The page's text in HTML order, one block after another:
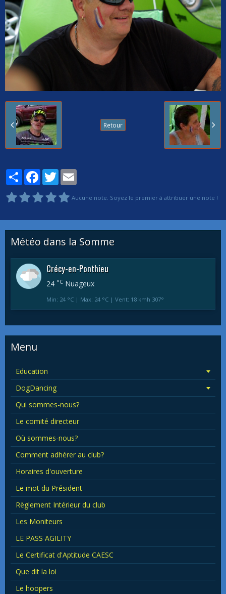
Retour
PartagerFacebook
Twitter
Aucune note. Soyez le premier à attribuer une note !
Météo dans la Somme
Crécy-en-Ponthieu
24 °C Nuageux
Min: 24 °C | Max: 24 °C | Vent: 18 kmh 307°
Menu
Education
DogDancing
Qui sommes-nous?
Le comité directeur
Où sommes-nous?
Comment adhérer au club?
Horaires d'ouverture
Le mot du Président
Règlement Intérieur du club
Les Moniteurs
LE PASS AGILITY
Le Certificat d'Aptitude CAESC
Que dit la loi
Le hoopers